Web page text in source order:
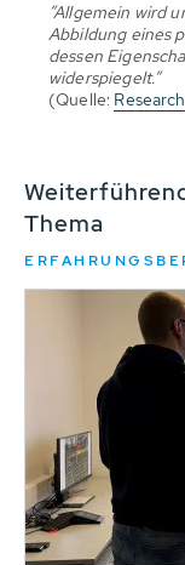
”Allgemein wird
Abbildung eines
dessen
widerspiegelt.”
(Quelle:
Thema